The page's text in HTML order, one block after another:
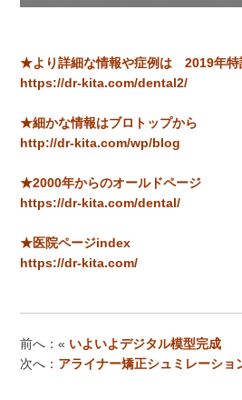
★より詳細な情報や症例は 2019年
https://dr-kita.com/dental2/
★細かな情報はブロトップから
http://dr-kita.com/wp/blog
★2000年からのオールドページ
https://dr-kita.com/dental/
★医院ページindex
https://dr-kita.com/
前へ：« いよいよデジタル模型完成
次へ： アライナー矯正シュミレーショ